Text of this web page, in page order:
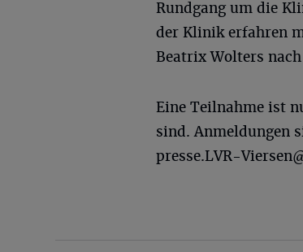
Rundgang um die
der Klinik erfahren
Beatrix Wolters
Eine Teilnahme ist
sind. Anmeldungen
presse.LVR-